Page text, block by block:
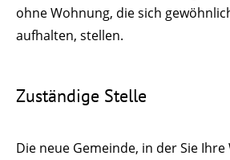
ohne Wohnung, die sich
aufhalten, stellen.
Zuständige Stelle
Die neue Gemeinde, in der Sie